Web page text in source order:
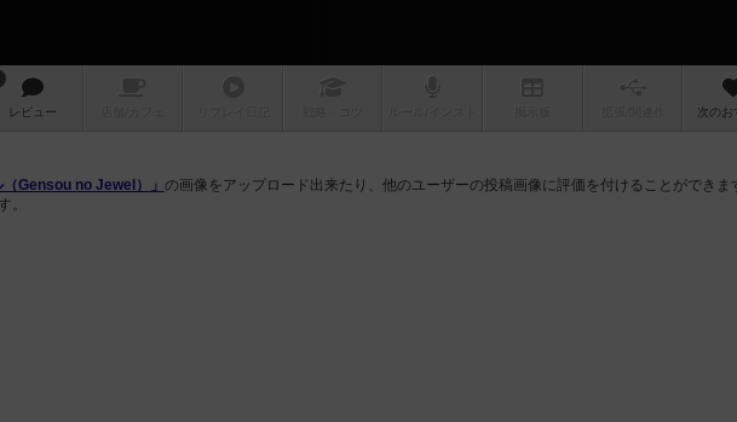
レビュー 次のお
（Gensou no Jewel）」 の画像をアップロード出来たり、他のユーザーの投稿画像に評価を付けることができま
。